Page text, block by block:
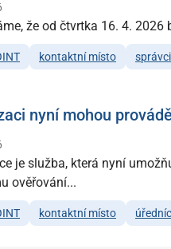
že od čtvrtka 16. 4.
kontaktní místo
nyní mohou
je služba, která nyní
ověřování...
kontaktní místo